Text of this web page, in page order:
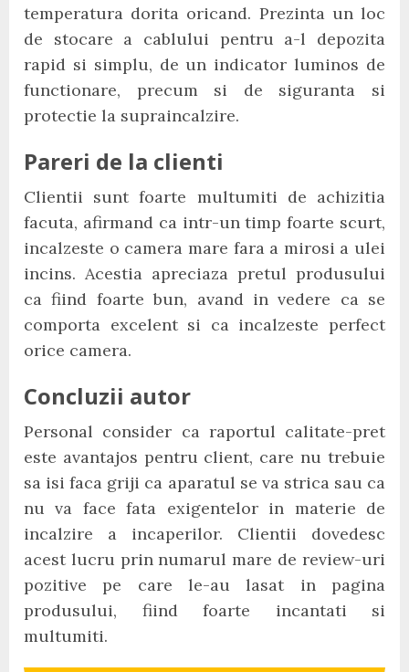
temperatura dorita oricand. Prezinta un loc
de stocare a cablului pentru a-l depozita
rapid si simplu, de un indicator luminos de
functionare, precum si de siguranta si
protectie la supraincalzire.
Pareri de la clienti
Clientii sunt foarte multumiti de achizitia
facuta, afirmand ca intr-un timp foarte scurt,
incalzeste o camera mare fara a mirosi a ulei
incins. Acestia apreciaza pretul produsului
ca fiind foarte bun, avand in vedere ca se
comporta excelent si ca incalzeste perfect
orice camera.
Concluzii autor
Personal consider ca raportul calitate-pret
este avantajos pentru client, care nu trebuie
sa isi faca griji ca aparatul se va strica sau ca
nu va face fata exigentelor in materie de
incalzire a incaperilor. Clientii dovedesc
acest lucru prin numarul mare de review-uri
pozitive pe care le-au lasat in pagina
produsului, fiind foarte incantati si
multumiti.